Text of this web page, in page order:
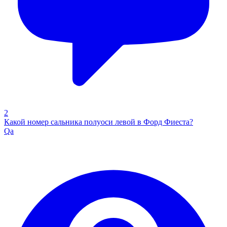
2
Какой номер сальника полуоси левой в Форд Фиеста?
Qa